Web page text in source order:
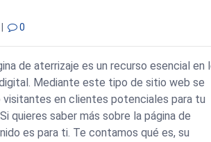
| 0
de aterrizaje es un recurso esencial en
Mediante este tipo de sitio web se
visitantes en clientes potenciales para tu
quieres saber más sobre la página de
es para ti. Te contamos qué es, su